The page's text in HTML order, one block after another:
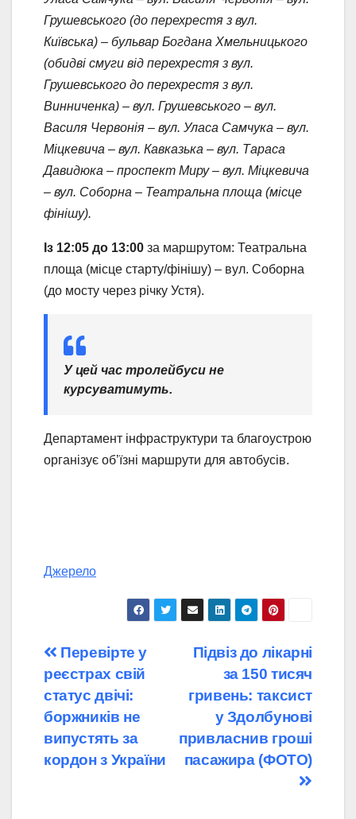
Грушевського (до перехрестя з вул.
Київська) – бульвар Богдана Хмельницького
(обидві смуги від перехрестя з вул.
Грушевського до перехрестя з вул.
Винниченка) – вул. Грушевського – вул.
Василя Червонія – вул. Уласа Самчука – вул.
Міцкевича – вул. Кавказька – вул. Тараса
Давидюка – проспект Миру – вул. Міцкевича
– вул. Соборна – Театральна площа (місце
фінішу).
Із 12:05 до 13:00 за маршрутом: Театральна
площа (місце старту/фінішу) – вул. Соборна
(до мосту через річку Устя).
У цей час тролейбуси не
курсуватимуть.
Департамент інфраструктури та благоустрою
організує об’їзні маршрути для автобусів.
Джерело
Навігація
записів
Підвіз до лікарні
за 150 тисяч
гривень: таксист
у Здолбунові
привласнив гроші
пасажира (ФОТО)
Перевірте у
реєстрах свій
статус двічі:
боржників не
випустять за
кордон з України